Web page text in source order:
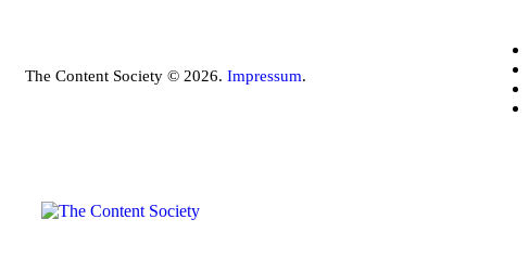
The Content Society © 2026. Impressum.